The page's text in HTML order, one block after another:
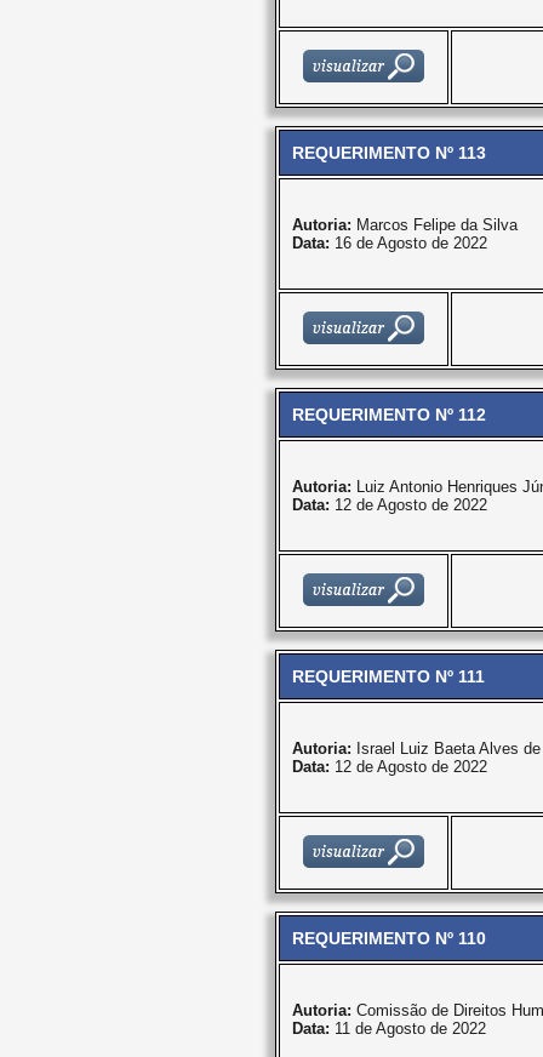
REQUERIMENTO Nº 113
Autoria: Marcos Felipe da Silva
Data: 16 de Agosto de 2022
REQUERIMENTO Nº 112
Autoria: Luiz Antonio Henriques
Data: 12 de Agosto de 2022
REQUERIMENTO Nº 111
Autoria: Israel Luiz Baeta Alves
Data: 12 de Agosto de 2022
REQUERIMENTO Nº 110
Autoria: Comissão de Direitos
Data: 11 de Agosto de 2022